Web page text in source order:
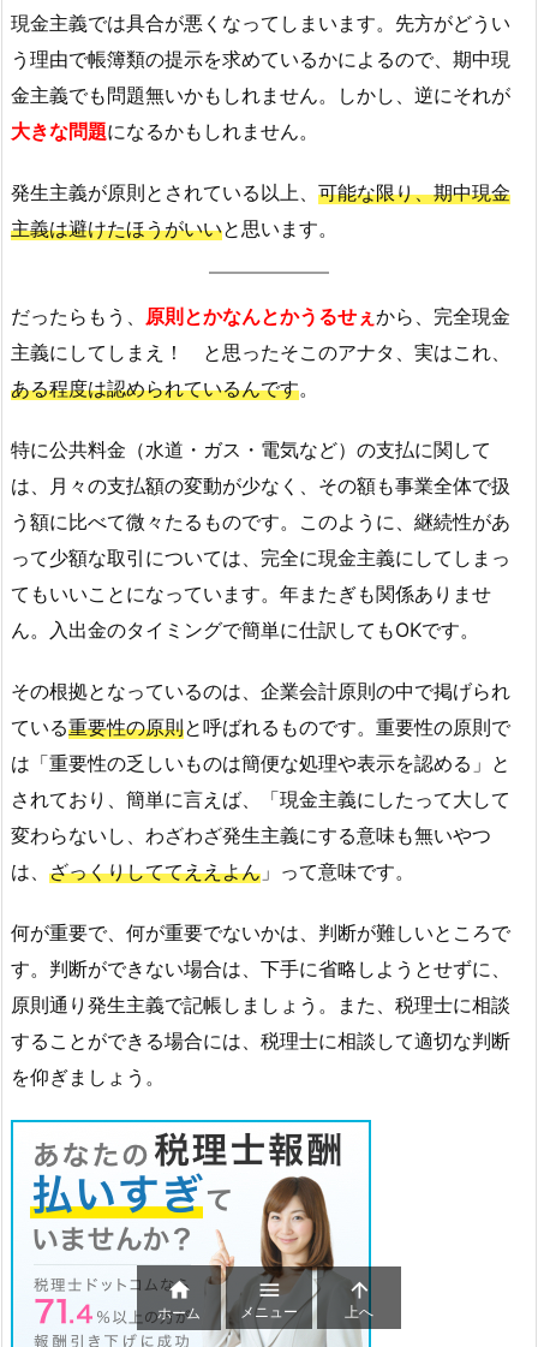
現金主義では具合が悪くなってしまいます。先方がどうい
う理由で帳簿類の提示を求めているかによるので、期中現
金主義でも問題無いかもしれません。しかし、逆にそれが
大きな問題になるかもしれません。
発生主義が原則とされている以上、 可能な限り、期中現金
主義は避けたほうがいいと思います。
だったらもう、 原則とかなんとかうるせぇ から、完全現金
主義にしてしまえ！ と思ったそこのアナタ、実はこれ、
ある程度は認められているんです。
特に公共料金（水道・ガス・電気など）の支払に関して
は、月々の支払額の変動が少なく、その額も事業全体で扱
う額に比べて微々たるものです。このように、継続性があ
って少額な取引については、完全に現金主義にしてしまっ
てもいいことになっています。年またぎも関係ありませ
ん。入出金のタイミングで簡単に仕訳してもOKです。
その根拠となっているのは、企業会計原則の中で掲げられ
ている重要性の原則と呼ばれるものです。重要性の原則で
は「重要性の乏しいものは簡便な処理や表示を認める」と
されており、簡単に言えば、「現金主義にしたって大して
変わらないし、わざわざ発生主義にする意味も無いやつ
は、 ざっくりしててええよん 」って意味です。
何が重要で、何が重要でないかは、判断が難しいところで
す。判断ができない場合は、下手に省略しようとせずに、
原則通り発生主義で記帳しましょう。また、税理士に相談
することができる場合には、税理士に相談して適切な判断
を仰ぎましょう。

ホーム

メニュー

上へ